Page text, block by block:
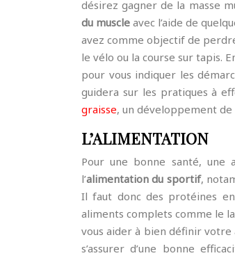
désirez gagner de la masse
du muscle avec l’aide de
avez comme objectif de
le vélo ou la course sur tapis.
pour vous indiquer les
guidera sur les pratiques à
graisse, un développement de
L’ALIMENTATION
Pour une bonne santé, une
l’alimentation du sportif,
Il faut donc des protéines
aliments complets comme le
vous aider à bien définir votre
s’assurer d’une bonne